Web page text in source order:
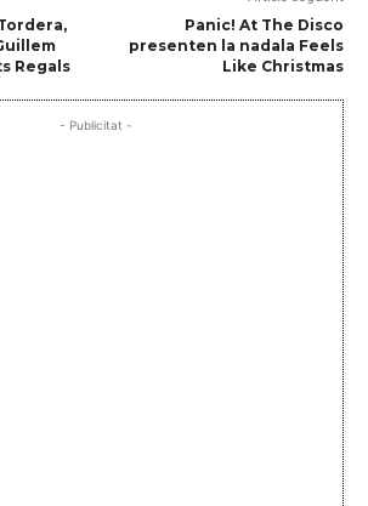
Regals
Panic! At The Disco
presenten la nadala Feels
Like Christmas
- Publicitat -